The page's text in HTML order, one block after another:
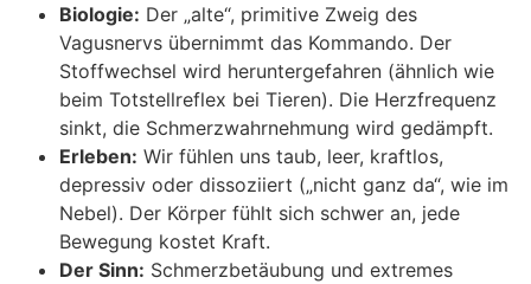
Biologie: Der „alte“, primitive Zweig des
Vagusnervs übernimmt das Kommando. Der
Stoffwechsel wird heruntergefahren (ähnlich wie
beim Totstellreflex bei Tieren). Die Herzfrequenz
sinkt, die Schmerzwahrnehmung wird gedämpft.
Erleben: Wir fühlen uns taub, leer, kraftlos,
depressiv oder dissoziiert („nicht ganz da“, wie im
Nebel). Der Körper fühlt sich schwer an, jede
Bewegung kostet Kraft.
Der Sinn: Schmerzbetäubung und extremes